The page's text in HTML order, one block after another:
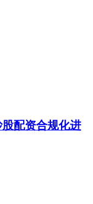
配资合规化进